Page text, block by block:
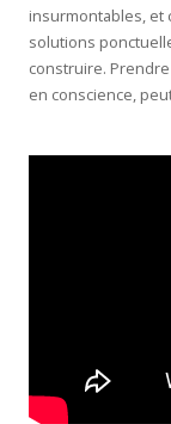
insurmontables, et
solutions
construire.
en conscience,